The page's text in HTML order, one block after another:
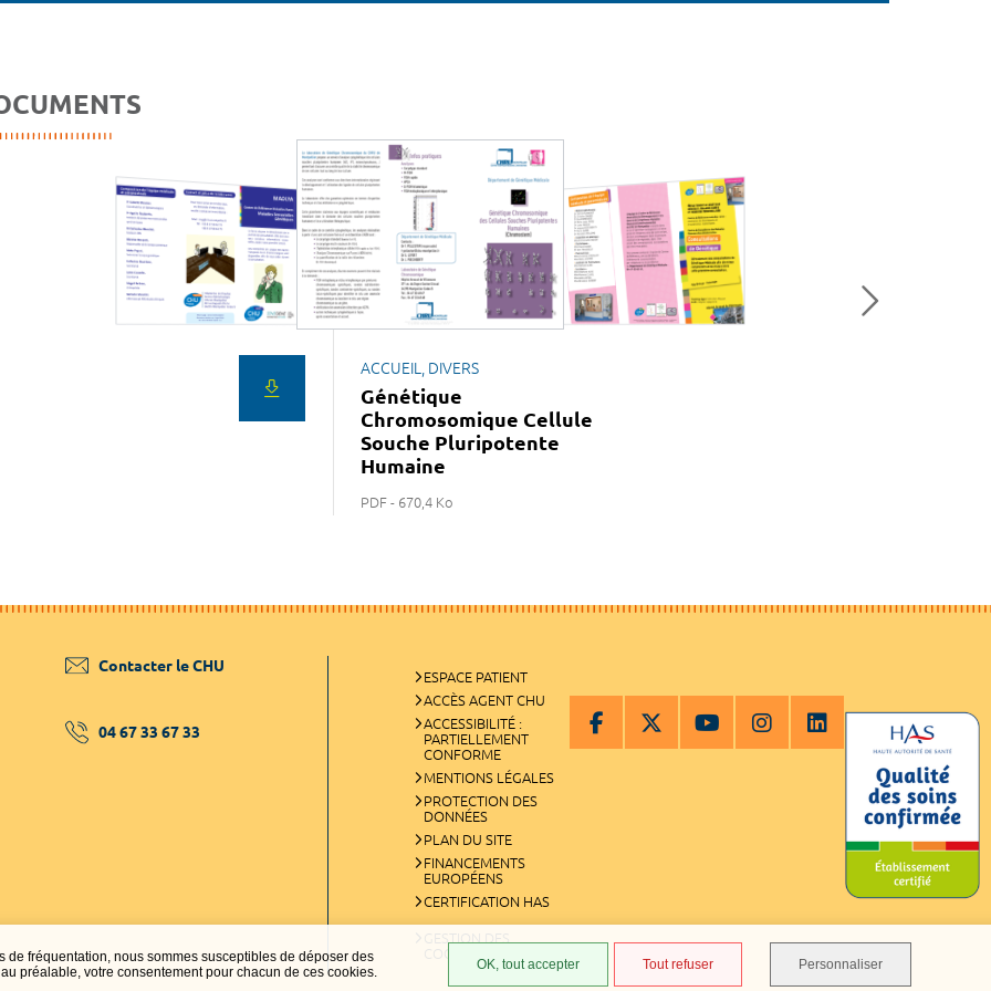
fréquentation, nous sommes susceptibles de déposer des
préalable, votre consentement pour chacun de ces cookies.
OK, tout accepter Tout refuser Personnaliser
ACCUEIL, DIVERS
Génétique
Chromosomique Cellule
Souche Pluripotente
Humaine
PDF - 670,4 Ko
Contacter le CHU
04 67 33 67 33
ESPACE PATIENT
ACCÈS AGENT CHU
ACCESSIBILITÉ :
PARTIELLEMENT
CONFORME
MENTIONS LÉGALES
PROTECTION DES
DONNÉES
PLAN DU SITE
FINANCEMENTS
EUROPÉENS
CERTIFICATION HAS
GESTION DES
COOKIES